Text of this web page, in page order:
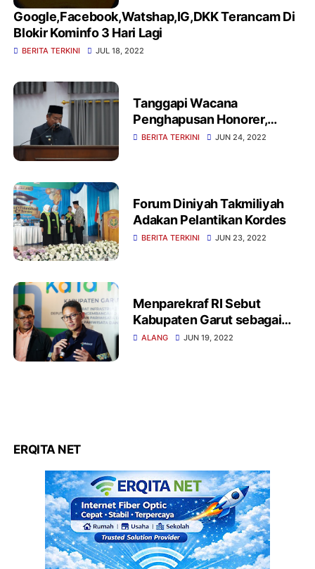
Google,Facebook,Watshap,IG,DKK Terancam Di
Blokir Kominfo 3 Hari Lagi
BERITA TERKINI JUL 18, 2022
Tanggapi Wacana
Penghapusan Honorer,
Bupati Garut : Ini harus
BERITA TERKINI JUN 24, 2022
Forum Diniyah Takmiliyah
Adakan Pelantikan Kordes
BERITA TERKINI JUN 23, 2022
Menparekraf RI Sebut
Kabupaten Garut sebagai
Kabupaten Pariwisata
ALANG JUN 19, 2022
ERQITA NET